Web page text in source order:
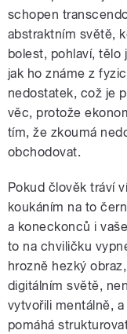
schopen
abstraktním světě,
bolest, pohlaví, tělo
jak ho známe z
nedostatek, což je
věc, protože
tím, že zkoumá
obchodovat.
Pokud člověk tráví
koukáním na to
a koneckonců i
to na chviličku
hrozně hezký
digitálním světě,
vytvořili mentálně,
pomáhá